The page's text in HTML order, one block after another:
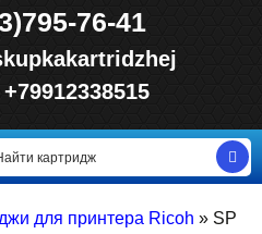
795-76-41
+79912338515
для принтера Ricoh » SP